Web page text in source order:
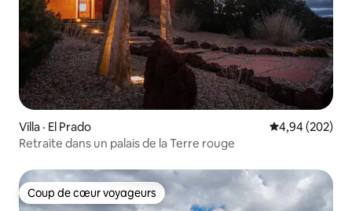
Villa · El Prado Note
4,94 (202)
Retraite dans un palais de la Terre rouge
Coup de cœur voyageurs
Coup de cœur voyageurs